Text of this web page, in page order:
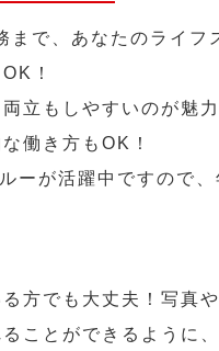
で、あなたのライフ
！
立もしやすいのが魅
働き方もOK！
ーが活躍中ですので
方でも大丈夫！写真
ことができるように